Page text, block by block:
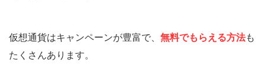
仮想通貨はキャンペーンが豊富で、 無料でもらえる方法も
たくさんあります。